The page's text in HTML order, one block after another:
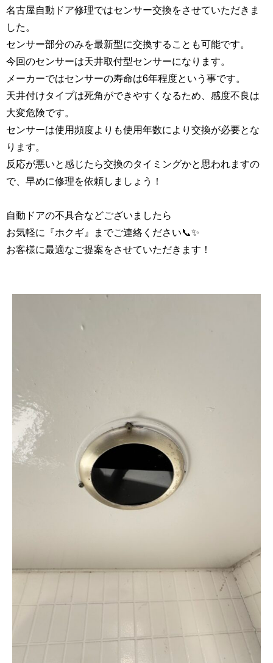
名古屋自動ドア修理ではセンサー交換をさせていただきま
した。
センサー部分のみを最新型に交換することも可能です。
今回のセンサーは天井取付型センサーになります。
メーカーではセンサーの寿命は6年程度という事です。
天井付けタイプは死角ができやすくなるため、感度不良は
大変危険です。
センサーは使用頻度よりも使用年数により交換が必要とな
ります。
反応が悪いと感じたら交換のタイミングかと思われますの
で、早めに修理を依頼しましょう！
自動ドアの不具合などございましたら
お気軽に『ホクギ』までご連絡ください📞✨
お客様に最適なご提案をさせていただきます！